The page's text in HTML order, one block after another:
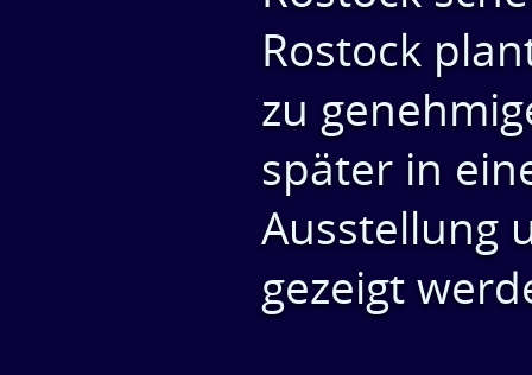
Rostock
zu
später in
Ausstellung
gezeigt